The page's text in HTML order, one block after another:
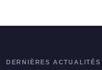
DERNIÈRES ACTUALITÉS